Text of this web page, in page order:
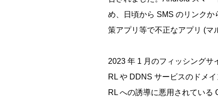
め、日頃から SMS のリンク
策アプリ等で不正なアプリ (マ
2023 年 1 月のフィッシングサ
RL や DDNS サービスのドメ
RL への誘導に悪用されている